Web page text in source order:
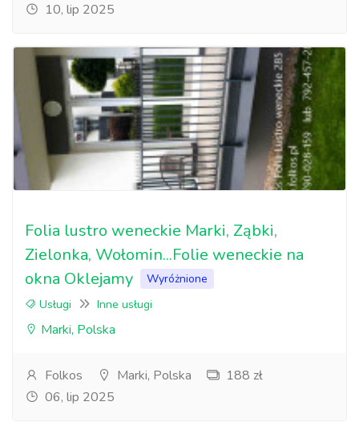
10, lip 2025
Folia lustro weneckie Marki, Ząbki,
Zielonka, Wołomin...Folie weneckie na
okna Oklejamy
Wyróżnione
Usługi
Inne usługi
Marki, Polska
Folkos Marki, Polska
188 zł
06, lip 2025